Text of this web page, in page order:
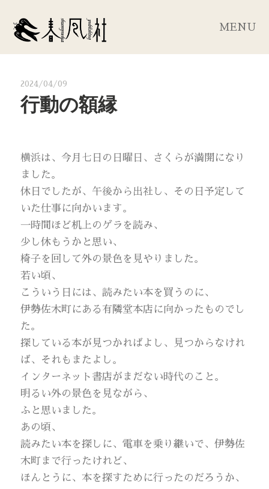
MENU
2024/04/09
行動の額縁
横浜は、今月七日の日曜日、さくらが満開になり
ました。
休日でしたが、午後から出社し、その日予定して
いた仕事に向かいます。
一時間ほど机上のゲラを読み、
少し休もうかと思い、
椅子を回して外の景色を見やりました。
若い頃、
こういう日には、読みたい本を買うのに、
伊勢佐木町にある有隣堂本店に向かったものでし
た。
探している本が見つかればよし、見つからなけれ
ば、それもまたよし。
インターネット書店がまだない時代のこと。
明るい外の景色を見ながら、
ふと思いました。
あの頃、
読みたい本を探しに、電車を乗り継いで、伊勢佐
木町まで行ったけれど、
ほんとうに、本を探すために行ったのだろうか、